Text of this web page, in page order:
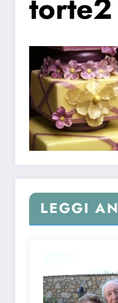
LEGGI